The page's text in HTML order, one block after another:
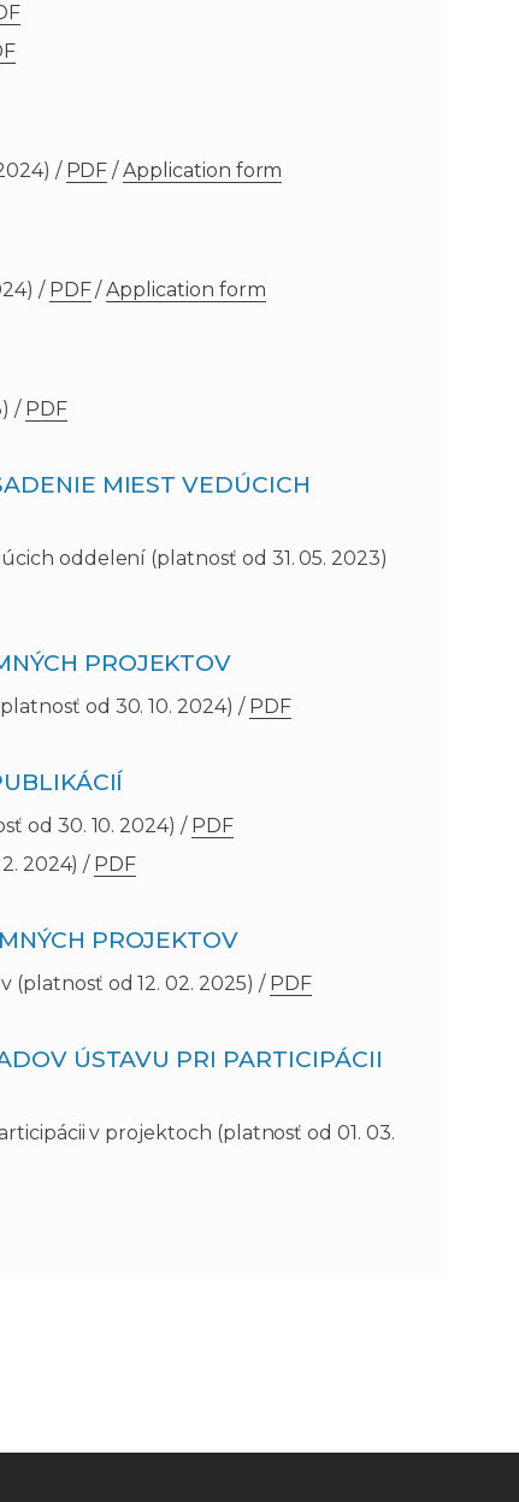
/ PDF /Application form
/ PDF/Application form
/ PDF
MIEST VEDÚCICH
oddelení (platnosť od 31. 05. 2023)
PROJEKTOV
od 30. 10. 2024) / PDF
od 30. 10. 2024) / PDF
2024) / PDF
PROJEKTOV
od 12. 02. 2025) / PDF
ÚSTAVU PRI PARTICIPÁCII
v projektoch (platnosť od 01. 03.